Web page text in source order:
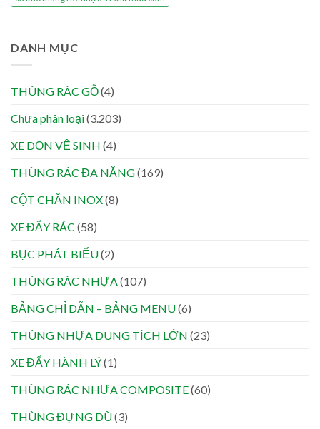
DANH MỤC
THÙNG RÁC GỖ(4)
Chưa phân loại(3.203)
XE DỌN VỆ SINH (4)
THÙNG RÁC ĐA NĂNG(169)
CỘT CHẮN INOX(8)
XE ĐẨY RÁC (58)
BỤC PHÁT BIỂU(2)
THÙNG RÁC NHỰA(107)
BẢNG CHỈ DẪN – BẢNG MENU(6)
THÙNG NHỰA DUNG TÍCH LỚN (23)
XE ĐẨY HÀNH LÝ(1)
THÙNG RÁC NHỰA COMPOSITE(60)
THÙNG ĐỰNG DÙ(3)